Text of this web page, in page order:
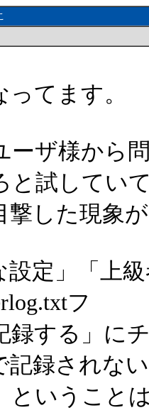
てます。
ーザ様から
と試してい
撃した現象
設定」「上
フ
録する」に
記録されな
ということ